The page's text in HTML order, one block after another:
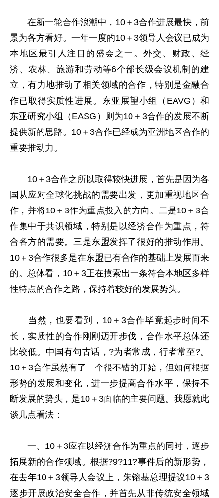
在新一轮合作浪潮中，10＋3合作进展最快，前
景为各方看好。一年一度的10＋3领导人会议已成为
本地区最引人注目的盛会之一。外交、财政、经
济、农林、旅游和劳动等6个部长级会议机制的建
立，有力地推动了相关领域的合作，特别是金融合
作已取得实质性进展。东亚展望小组（EAVG）和
东亚研究小组（EASG）则为10＋3合作的发展不断
提供新的思路。10＋3合作已经成为亚洲地区合作的
重要推动力。
10＋3合作之所以取得较快进展，首先是因为各
国从应对全球化挑战的需要出发，更加重视地区合
作，并将10＋3作为重点投入的方向。二是10＋3合
作集中于共识领域，特别是以经济合作为重点，符
合各方的需要。三是东盟发挥了很好的推动作用。
10＋3合作很多是在东盟已有合作的基础上发展而来
的。总体看，10＋3正在摸索出一条符合本地区多样
性特点的合作之路，保持着较好的发展势头。
当然，也要看到，10＋3合作毕竟起步时间不
长，实质性的合作刚刚迈开步伐，合作水平总体还
比较低。中国有句古话，?为者常成，行者常至?。
10＋3合作虽然有了一个很不错的开始，但如何根据
形势的发展和变化，进一步提高合作水平，保持不
断发展的势头，是10＋3面临的主要问题。我愿就此
谈几点看法：
一、10＋3应在以经济合作为重点的同时，逐步
拓展新的合作领域。根据?9?11?事件后的新形势，
在去年10＋3领导人会议上，朱镕基总理提议10＋3
逐步开展政治安全合作，并首先从非传统安全领域